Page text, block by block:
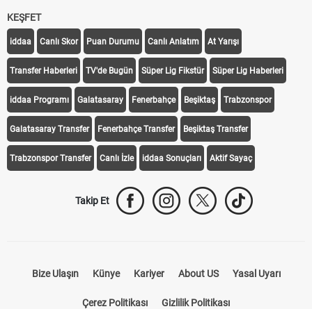
KEŞFET
iddaa Canlı Skor Puan Durumu Canlı Anlatım At Yarışı
Transfer Haberleri TV'de Bugün Süper Lig Fikstür Süper Lig Haberleri
iddaa Programı Galatasaray Fenerbahçe Beşiktaş Trabzonspor
Galatasaray Transfer Fenerbahçe Transfer Beşiktaş Transfer
Trabzonspor Transfer Canlı İzle iddaa Sonuçları Aktif Sayaç
Takip Et
Bize Ulaşın Künye Kariyer About US Yasal Uyarı
Çerez Politikası Gizlilik Politikası